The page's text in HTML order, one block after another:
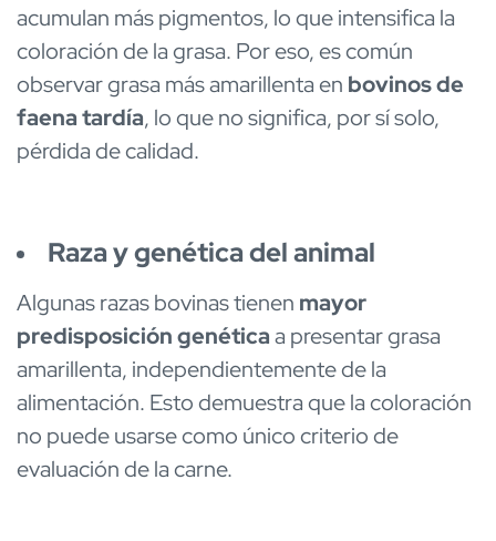
acumulan más pigmentos, lo que intensifica la
coloración de la grasa. Por eso, es común
observar grasa más amarillenta en bovinos de
faena tardía, lo que no significa, por sí solo,
pérdida de calidad.
Raza y genética del animal
Algunas razas bovinas tienen mayor
predisposición genéticaa presentar grasa
amarillenta, independientemente de la
alimentación. Esto demuestra que la coloración
no puede usarse como único criterio de
evaluación de la carne.